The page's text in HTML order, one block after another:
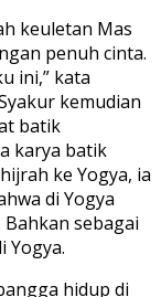
keuletan Mas
penuh cinta.
ini,” kata
kemudian
batik
karya batik
ke Yogya, ia
di Yogya
sebagai
Yogya.
hidup di